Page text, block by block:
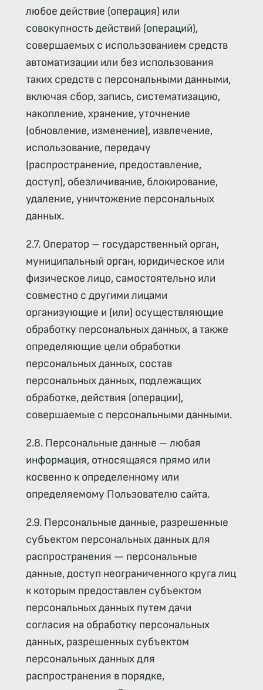
любое действие (операция) или
совокупность действий (операций),
совершаемых с использованием средств
автоматизации или без использования
таких средств с персональными данными,
включая сбор, запись, систематизацию,
накопление, хранение, уточнение
(обновление, изменение), извлечение,
использование, передачу
(распространение, предоставление,
доступ), обезличивание, блокирование,
удаление, уничтожение персональных
данных.
2.7. Оператор – государственный орган,
муниципальный орган, юридическое или
физическое лицо, самостоятельно или
совместно с другими лицами
организующие и (или) осуществляющие
обработку персональных данных, а также
определяющие цели обработки
персональных данных, состав
персональных данных, подлежащих
обработке, действия (операции),
совершаемые с персональными данными.
2.8. Персональные данные – любая
информация, относящаяся прямо или
косвенно к определенному или
определяемому Пользователю сайта.
2.9. Персональные данные, разрешенные
субъектом персональных данных для
распространения — персональные
данные, доступ неограниченного круга лиц
к которым предоставлен субъектом
персональных данных путем дачи
согласия на обработку персональных
данных, разрешенных субъектом
персональных данных для
распространения в порядке,